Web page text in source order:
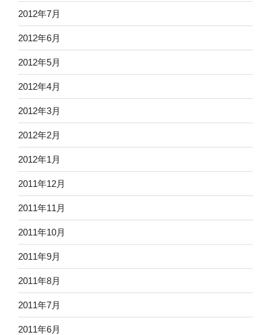
2012年7月
2012年6月
2012年5月
2012年4月
2012年3月
2012年2月
2012年1月
2011年12月
2011年11月
2011年10月
2011年9月
2011年8月
2011年7月
2011年6月